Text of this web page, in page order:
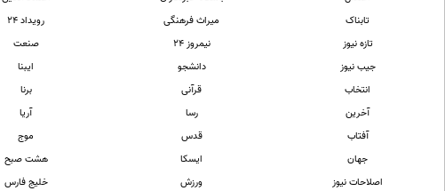
تابناک
تازه نیوز
جیب نیوز
انتخاب
آخرین
آفتاب
جهان
اصلاحات نيوز
میراث فرهنگی
نیمروز 24
دانشجو
قرآنی
رسا
قدس
ایسکا
ورزش
رویداد 24
صنعت
ایبنا
برنا
آریا
موج
هشت صبح
خلیج فارس